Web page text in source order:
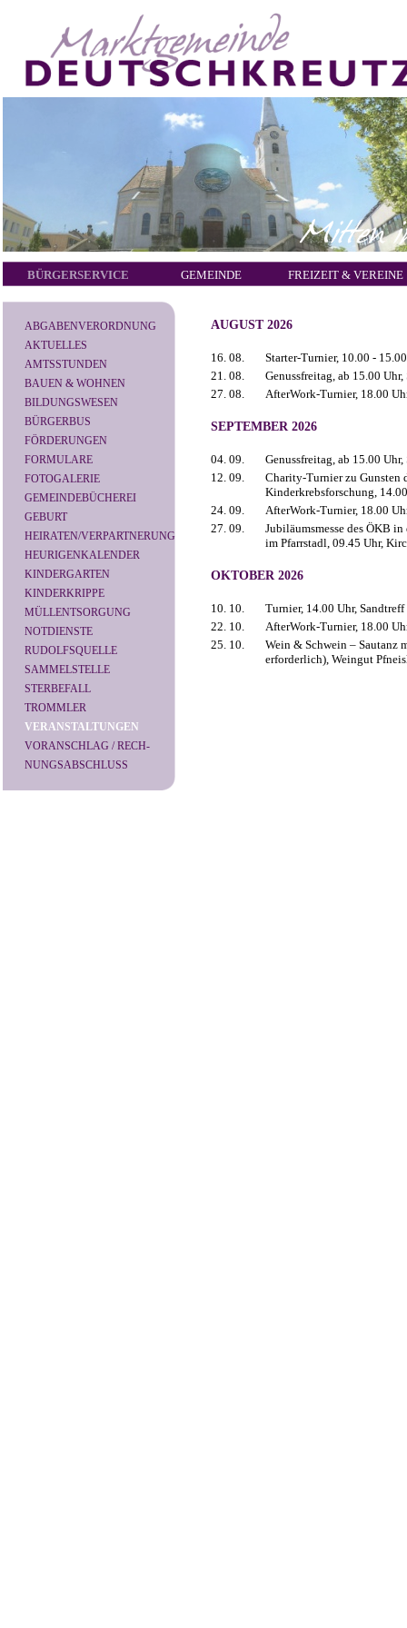
BÜRGERSERVICE GEMEINDE FREIZEIT & VEREINE
ABGABENVERORDNUNG
AKTUELLES
AMTSSTUNDEN
BAUEN & WOHNEN
BILDUNGSWESEN
BÜRGERBUS
FÖRDERUNGEN
FORMULARE
FOTOGALERIE
GEMEINDEBÜCHEREI
GEBURT
HEIRATEN/VERPARTNERUNG
HEURIGENKALENDER
KINDERGARTEN
KINDERKRIPPE
MÜLLENTSORGUNG
NOTDIENSTE
RUDOLFSQUELLE
SAMMELSTELLE
STERBEFALL
TROMMLER
VERANSTALTUNGEN
VORANSCHLAG / RECH-
NUNGSABSCHLUSS
AUGUST 2026
16. 08.
Starter-Turnier, 10.00 -
21. 08.
Genussfreitag, ab 15.00
27. 08.
AfterWork-Turnier, 18.00
SEPTEMBER 2026
04. 09.
Genussfreitag, ab 15.00
12. 09.
Charity-Turnier zu Gunsten
Kinderkrebsforschung,
24. 09.
AfterWork-Turnier, 18.00
27. 09.
Jubiläumsmesse des ÖKB
im Pfarrstadl, 09.45 Uhr,
OKTOBER 2026
10. 10.
Turnier, 14.00 Uhr, Sandtreff
22. 10.
AfterWork-Turnier, 18.00
25. 10.
Wein & Schwein – Sautanz
erforderlich), Weingut